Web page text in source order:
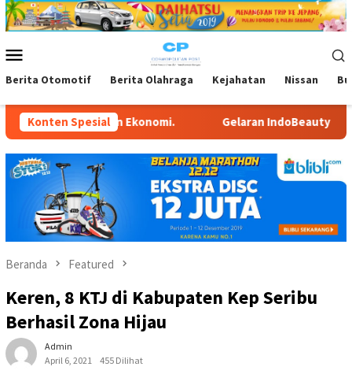
Loncat
ke
Mobile
Berita Otomotif Berita Olahraga Kejahatan Nissan
Konten SpesialGelaran IndoBeauty Expo 2026, Ditargetkan
Beranda Featured
Keren, 8 KTJ di Kabupaten Kep Seribu
Berhasil Zona Hijau
Admin
April 6, 2021
455 Dilihat